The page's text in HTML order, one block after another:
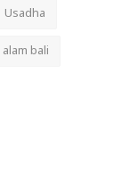
Usadha
alam bali